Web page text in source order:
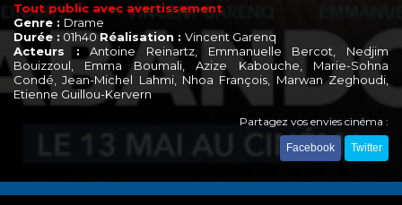
Tout public avec avertissement
Genre : Drame
Durée : 01h40 Réalisation : Vincent Garenq
Acteurs : Antoine Reinartz, Emmanuelle Bercot, Nedjim
Bouizzoul, Emma Boumali, Azize Kabouche, Marie-Sohna
Condé, Jean-Michel Lahmi, Nhoa François, Marwan Zeghoudi,
Etienne Guillou-Kervern
Partagez vos envies cinéma :
Facebook Twitter